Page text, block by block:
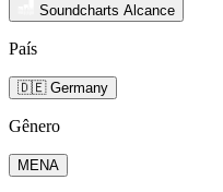
Soundcharts Alcance
País
🇩🇪 Germany
Gênero
MENA